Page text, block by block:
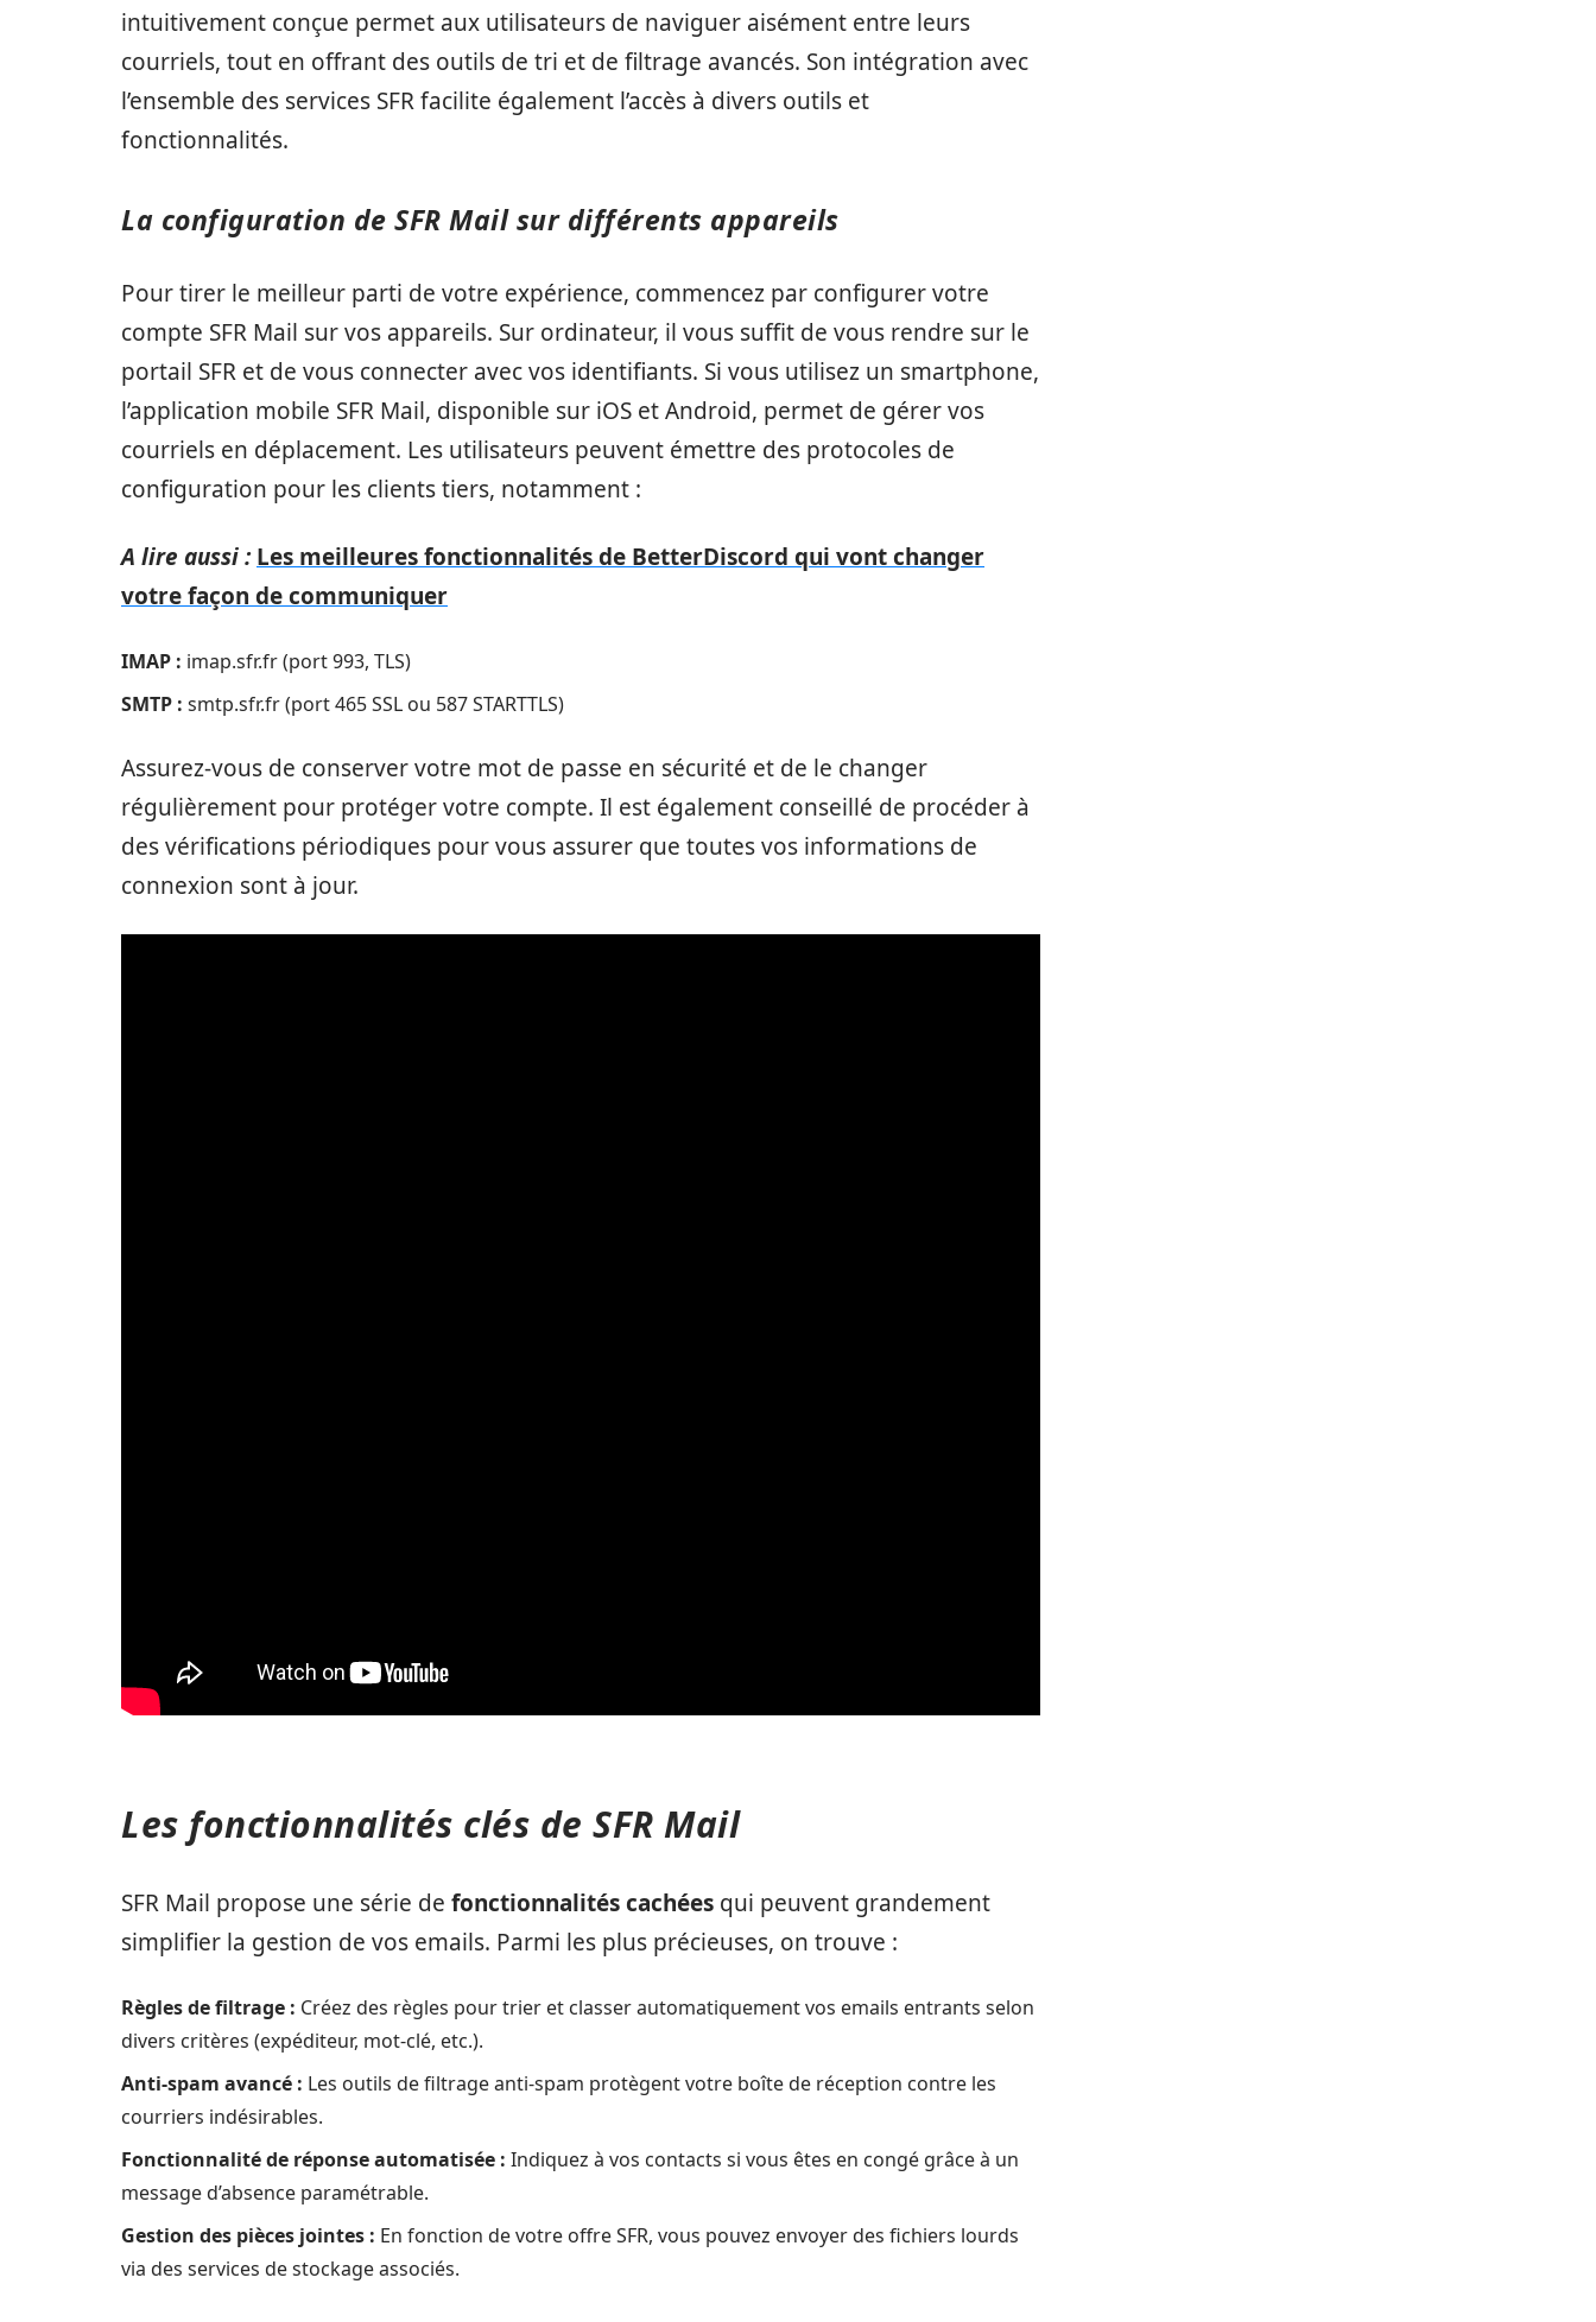
intuitivement conçue permet aux utilisateurs de naviguer aisément entre leurs
courriels, tout en offrant des outils de tri et de filtrage avancés. Son intégration avec
l’ensemble des services SFR facilite également l’accès à divers outils et
fonctionnalités.
La configuration de SFR Mail sur différents appareils
Pour tirer le meilleur parti de votre expérience, commencez par configurer votre
compte SFR Mail sur vos appareils. Sur ordinateur, il vous suffit de vous rendre sur le
portail SFR et de vous connecter avec vos identifiants. Si vous utilisez un smartphone,
l’application mobile SFR Mail, disponible sur iOS et Android, permet de gérer vos
courriels en déplacement. Les utilisateurs peuvent émettre des protocoles de
configuration pour les clients tiers, notamment :
A lire aussi : Les meilleures fonctionnalités de BetterDiscord qui vont changer
votre façon de communiquer
IMAP : imap.sfr.fr (port 993, TLS)
SMTP : smtp.sfr.fr (port 465 SSL ou 587 STARTTLS)
Assurez-vous de conserver votre mot de passe en sécurité et de le changer
régulièrement pour protéger votre compte. Il est également conseillé de procéder à
des vérifications périodiques pour vous assurer que toutes vos informations de
connexion sont à jour.
Les fonctionnalités clés de SFR Mail
SFR Mail propose une série de fonctionnalités cachées qui peuvent grandement
simplifier la gestion de vos emails. Parmi les plus précieuses, on trouve :
Règles de filtrage : Créez des règles pour trier et classer automatiquement vos emails entrants selon
divers critères (expéditeur, mot-clé, etc.).
Anti-spam avancé : Les outils de filtrage anti-spam protègent votre boîte de réception contre les
courriers indésirables.
Fonctionnalité de réponse automatisée : Indiquez à vos contacts si vous êtes en congé grâce à un
message d’absence paramétrable.
Gestion des pièces jointes : En fonction de votre offre SFR, vous pouvez envoyer des fichiers lourds
via des services de stockage associés.